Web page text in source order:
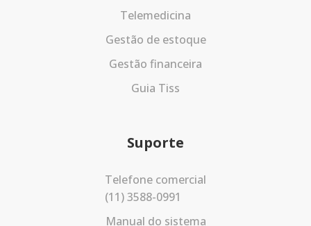
Telemedicina
Gestão de estoque
Gestão financeira
Guia Tiss
Suporte
Telefone comercial
(11) 3588-0991
Manual do sistema